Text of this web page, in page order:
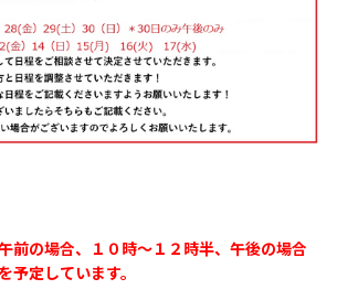
前の場合、１０時〜１２時半、午後の場合
予定しています。